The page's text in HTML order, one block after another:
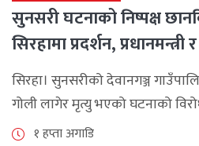
सुनसरी घटनाको निष्पक्ष
सिरहामा प्रदर्शन, प्रधानमन्त्री
माग
सिरहा। सुनसरीको देवानगञ्ज
गोली लागेर मृत्यु भएको घटनाको
नगरपालिका–८ पुरानो चोक चोहर्वामा
१ हप्ता अगाडि